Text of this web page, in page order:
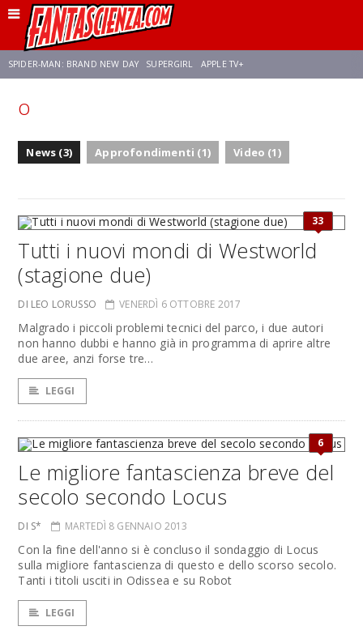
SPIDER-MAN: BRAND NEW DAY SUPERGIRL APPLE TV+
FRANCO RICCIARDIELLO
o
News (3) Approfondimenti (1) Video (1)
33
Tutti i nuovi mondi di Westworld
(stagione due)
DI LEO LORUSSO VENERDÌ 6 OTTOBRE 2017
Malgrado i piccoli problemi tecnici del parco, i due autori
non hanno dubbi e hanno già in programma di aprire altre
due aree, anzi forse tre…
LEGGI
6
Le migliore fantascienza breve del
secolo secondo Locus
DI S* MARTEDÌ 8 GENNAIO 2013
Con la fine dell'anno si è concluso il sondaggio di Locus
sulla migliore fantascienza di questo e dello scorso secolo.
Tanti i titoli usciti in Odissea e su Robot
LEGGI